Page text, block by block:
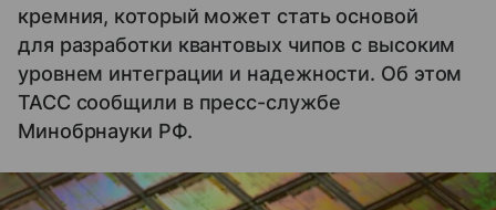
кремния, который может стать основой
для разработки квантовых чипов с высоким
уровнем интеграции и надежности. Об этом
ТАСС сообщили в пресс-службе
Минобрнауки РФ.